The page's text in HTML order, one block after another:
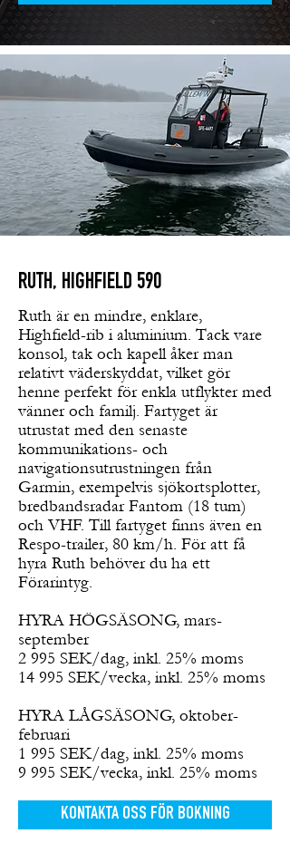
RUTH, HIGHFIELD 590
Ruth är en mindre, enklare,
Highfield-rib i aluminium. Tack vare
konsol, tak och kapell åker man
relativt väderskyddat, vilket gör
henne perfekt för enkla utflykter med
vänner och familj. Fartyget är
utrustat med den senaste
kommunikations- och
navigationsutrustningen från
Garmin, exempelvis sjökortsplotter,
bredbandsradar Fantom (18 tum)
och VHF. Till fartyget finns även en
Respo-trailer, 80 km/h. För att få
hyra Ruth behöver du ha ett
Förarintyg.
HYRA HÖGSÄSONG, mars-
september
2 995 SEK/dag, inkl. 25% moms
14 995 SEK/vecka, inkl. 25% moms
HYRA LÅGSÄSONG, oktober-
februari
1 995 SEK/dag, inkl. 25% moms
9 995 SEK/vecka, inkl. 25% moms
KONTAKTA OSS FÖR BOKNING